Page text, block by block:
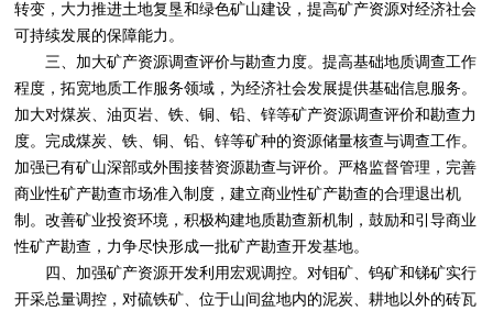
转变，大力推进土地复垦和绿色矿山建设，提高矿产资源对经济社会
可持续发展的保障能力。
三、加大矿产资源调查评价与勘查力度。提高基础地质调查工作
程度，拓宽地质工作服务领域，为经济社会发展提供基础信息服务。
加大对煤炭、油页岩、铁、铜、铅、锌等矿产资源调查评价和勘查力
度。完成煤炭、铁、铜、铅、锌等矿种的资源储量核查与调查工作。
加强已有矿山深部或外围接替资源勘查与评价。严格监督管理，完善
商业性矿产勘查市场准入制度，建立商业性矿产勘查的合理退出机
制。改善矿业投资环境，积极构建地质勘查新机制，鼓励和引导商业
性矿产勘查，力争尽快形成一批矿产勘查开发基地。
四、加强矿产资源开发利用宏观调控。对钼矿、钨矿和锑矿实行
开采总量调控，对硫铁矿、位于山间盆地内的泥炭、耕地以外的砖瓦